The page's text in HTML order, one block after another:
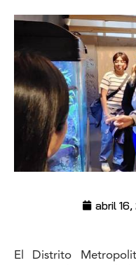
abril
El Distrito